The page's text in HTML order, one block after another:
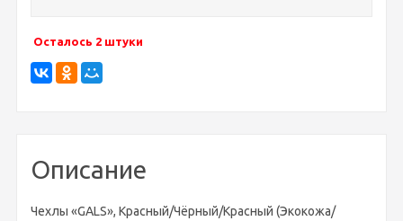
Осталось 2 штуки
Описание
Чехлы «GALS», Красный/Чёрный/Красный (Экокожа/